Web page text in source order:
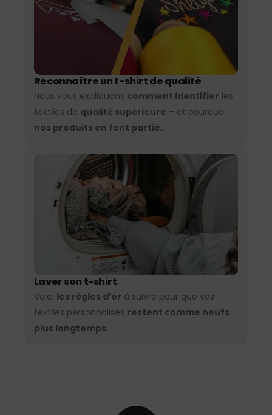
Reconnaître un t-shirt de qualité
Nous vous expliquons comment identifier les
textiles de qualité supérieure – et pourquoi
nos produits en font partie.
Laver son t-shirt
Voici les règles d’or à suivre pour que vos
textiles personnalisés restent comme neufs
plus longtemps.